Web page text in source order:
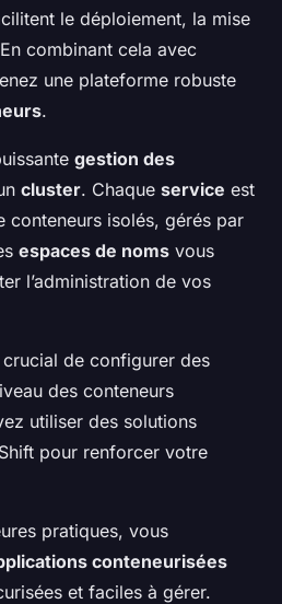
le déploiement, la mise
combinant cela avec
une plateforme robuste
.
gestion des
cluster. Chaque service est
conteneurs isolés, gérés par
espaces de noms vous
l’administration de vos
de configurer des
des conteneurs
utiliser des solutions
pour renforcer votre
pratiques, vous
conteneurisées
et faciles à gérer.